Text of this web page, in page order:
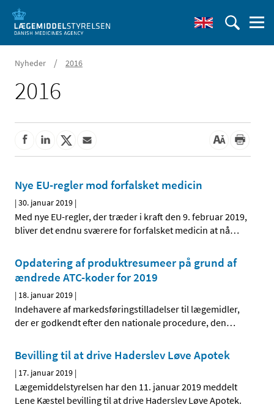
Nyheder / 2016
2016
Nye EU-regler mod forfalsket medicin
|30. januar 2019 |
Med nye EU-regler, der træder i kraft den 9. februar 2019,
bliver det endnu sværere for forfalsket medicin at nå…
Opdatering af produktresumeer på grund af
ændrede ATC-koder for 2019
| 18. januar 2019 |
Indehavere af markedsføringstilladelser til lægemidler,
der er godkendt efter den nationale procedure, den…
Bevilling til at drive Haderslev Løve Apotek
| 17. januar 2019 |
Lægemiddelstyrelsen har den 11. januar 2019 meddelt
Lene Kæstel bevilling til at drive Haderslev Løve Apotek.